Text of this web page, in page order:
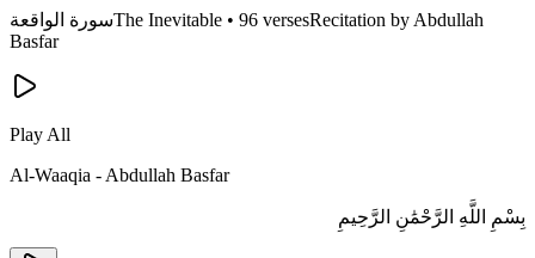
سورة الواقعةThe Inevitable • 96 versesRecitation by Abdullah
Basfar
Play All
Al-Waaqia - Abdullah Basfar
بِسْمِ اللَّهِ الرَّحْمَٰنِ الرَّحِيمِ